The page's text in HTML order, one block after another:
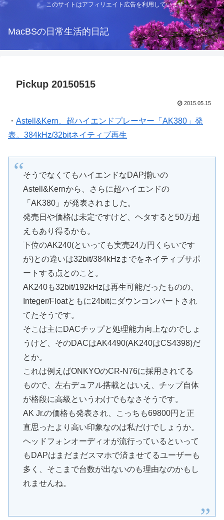
このサイトはアフィリエイト広告を利用しています
MacBSの日常生活的日記
Pickup 20150515
2015.05.15
・ Astell&Kern、超ハイエンドプレーヤー「AK380」発
表。384kHz/32bitネイティブ再生
そうでなくてもハイエンドなDAP揃いの
Astell&Kernから、さらに超ハイエンドの
「AK380」が発表されました。
発売日や価格は未定ですけど、ヘタすると50万超
えもあり得るかも。
下位のAK240(といっても実売24万円くらいです
が)との違いは32bit/384kHzまでをネイティブサポ
ートする点とのこと。
AK240も32bit/192kHzは再生可能だったものの、
Integer/Floatともに24bitにダウンコンバートされ
てたそうです。
そこは主にDACチップと処理能力向上なのでしょ
うけど、そのDACはAK4490(AK240はCS4398)だ
とか。
これは例えばONKYOのCR-N76に採用されてる
もので、左右デュアル搭載とはいえ、チップ自体
が格段に高級というわけでもなさそうです。
AK Jr.の価格も発表され、こっちも69800円と正
直思ったより高い印象なのは私だけでしょうか。
ヘッドフォンオーディオが流行っているといって
もDAPはまだまだスマホで済ませてるユーザーも
多く、そこまで台数が出ないのも理由なのかもし
れませんね。